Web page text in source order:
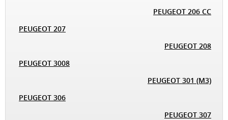
PEUGEOT 206 CC
PEUGEOT 207
PEUGEOT 208
PEUGEOT 3008
PEUGEOT 301 (M3)
PEUGEOT 306
PEUGEOT 307